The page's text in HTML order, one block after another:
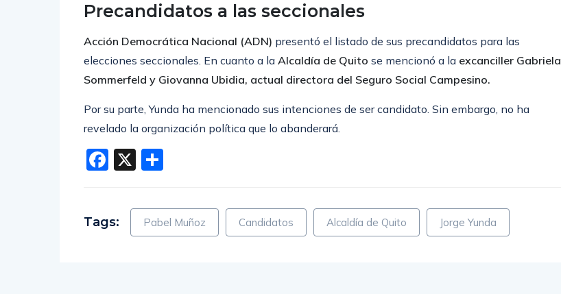
Precandidatos a las seccionales
Acción Democrática Nacional (ADN) presentó el listado de sus precandidatos para las
elecciones seccionales. En cuanto a la Alcaldía de Quito se mencionó a la excanciller Gabriela
Sommerfeld y Giovanna Ubidia, actual directora del Seguro Social Campesino.
Por su parte, Yunda ha mencionado sus intenciones de ser candidato. Sin embargo, no ha
revelado la organización política que lo abanderará.
Facebook
X
Tags: Pabel Muñoz Candidatos Alcaldía de Quito Jorge Yunda